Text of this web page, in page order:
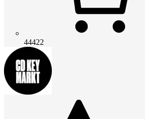
44422